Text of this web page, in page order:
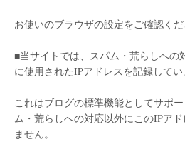
お使いのブラウザの設定をご確認くだ
■当サイトでは、スパム・荒らしへの
に使用されたIPアドレスを記録してい
これはブログの標準機能としてサポ
ム・荒らしへの対応以外にこのIPア
ません。